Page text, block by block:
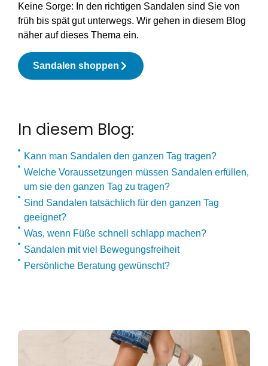
Keine Sorge: In den richtigen Sandalen sind Sie von
früh bis spät gut unterwegs. Wir gehen in diesem Blog
näher auf dieses Thema ein.
Sandalen shoppen
In diesem Blog:
Kann man Sandalen den ganzen Tag tragen?
Welche Voraussetzungen müssen Sandalen erfüllen,
um sie den ganzen Tag zu tragen?
Sind Sandalen tatsächlich für den ganzen Tag
geeignet?
Was, wenn Füße schnell schlapp machen?
Sandalen mit viel Bewegungsfreiheit
Persönliche Beratung gewünscht?